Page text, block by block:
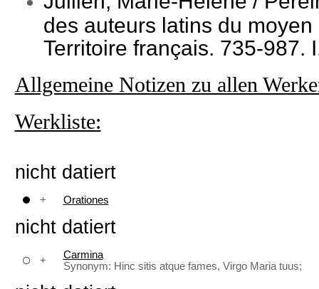
des auteurs latins du moyen
Territoire français. 735-987.
Allgemeine Notizen zu allen
Werkliste:
nicht datiert
+ Orationes
nicht datiert
+
Carmina
Synonym: Hinc sitis atque fames, Virgo Maria tuus;